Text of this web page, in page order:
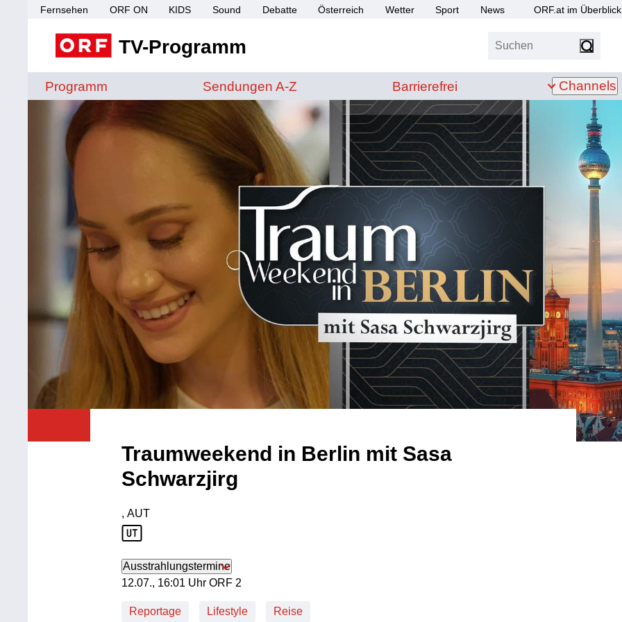
Fernsehen ORF ON KIDS Sound Debatte Österreich Wetter Sport News ORF.at im Überblick
TV-Programm Suchen
Programm Sendungen von A bis Z
Sendungen A-Z Barrierefrei
Barrierefrei Channels
Traumweekend in Berlin mit Sasa
Schwarzjirg
Produktionsland: AUT
, AUT
Ausstrahlungstermine
12. Juli, 16:01 Uhr in ORF 2
12.07., 16:01 Uhr ORF 2
Reportage Lifestyle Reise